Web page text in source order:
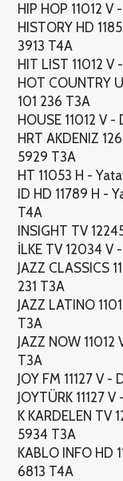
HIP HOP 11012
HISTORY HD
3913 T4A
HIT LIST 11012
HOT COUNTRY
101 236 T3A
HOUSE 11012 V
HRT AKDENIZ
5929 T3A
HT 11053 H -
ID HD 11789 H -
T4A
INSIGHT TV
İLKE TV 12034 V
JAZZ CLASSICS
231 T3A
JAZZ LATINO
T3A
JAZZ NOW
T3A
JOY FM 11127 V
JOYTÜRK 11127
K KARDELEN
5934 T3A
KABLO INFO HD
6813 T4A